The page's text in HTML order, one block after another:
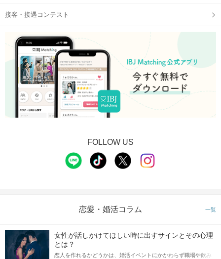
接客・接遇コンテスト
FOLLOW US
恋愛・婚活コラム 一覧
女性が話しかけてほしい時に出すサインとその心理
とは？
恋人を作れるかどうかは、婚活イベントにかかわらず職場や飲み